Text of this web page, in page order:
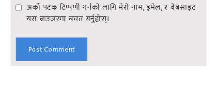
अर्को पटक टिप्पणी गर्नको लागि मेरो नाम, इमेल, र वेबसाइट
यस ब्राउजरमा बचत गर्नुहोस्।